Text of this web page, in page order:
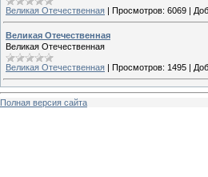
Великая Отечественная | Просмотров: 6069 |
Великая Отечественная
Великая Отечественная
Великая Отечественная | Просмотров: 1495 |
Полная версия сайта